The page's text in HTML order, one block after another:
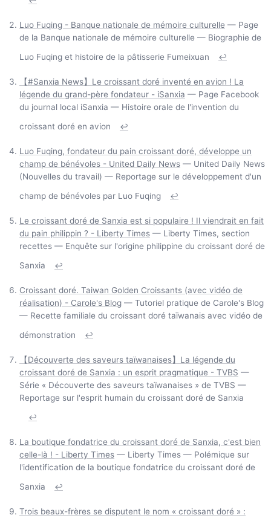
Luo Fuqing - Banque nationale de mémoire culturelle — Page
de la Banque nationale de mémoire culturelle — Biographie de
Luo Fuqing et histoire de la pâtisserie Fumeixuan
↩
【#Sanxia News】Le croissant doré inventé en avion ! La
légende du grand-père fondateur - iSanxia — Page Facebook
du journal local iSanxia — Histoire orale de l'invention du
croissant doré en avion
↩
Luo Fuqing, fondateur du pain croissant doré, développe un
champ de bénévoles - United Daily News — United Daily News
(Nouvelles du travail) — Reportage sur le développement d'un
champ de bénévoles par Luo Fuqing
↩
Le croissant doré de Sanxia est si populaire ! Il viendrait en fait
du pain philippin ? - Liberty Times — Liberty Times, section
recettes — Enquête sur l'origine philippine du croissant doré de
Sanxia
↩
Croissant doré. Taiwan Golden Croissants (avec vidéo de
réalisation) - Carole's Blog — Tutoriel pratique de Carole's Blog
— Recette familiale du croissant doré taïwanais avec vidéo de
démonstration
↩
【Découverte des saveurs taïwanaises】La légende du
croissant doré de Sanxia : un esprit pragmatique - TVBS —
Série « Découverte des saveurs taïwanaises » de TVBS —
Reportage sur l'esprit humain du croissant doré de Sanxia
↩
La boutique fondatrice du croissant doré de Sanxia, c'est bien
celle-là ! - Liberty Times — Liberty Times — Polémique sur
l'identification de la boutique fondatrice du croissant doré de
Sanxia
↩
Trois beaux-frères se disputent le nom « croissant doré » :